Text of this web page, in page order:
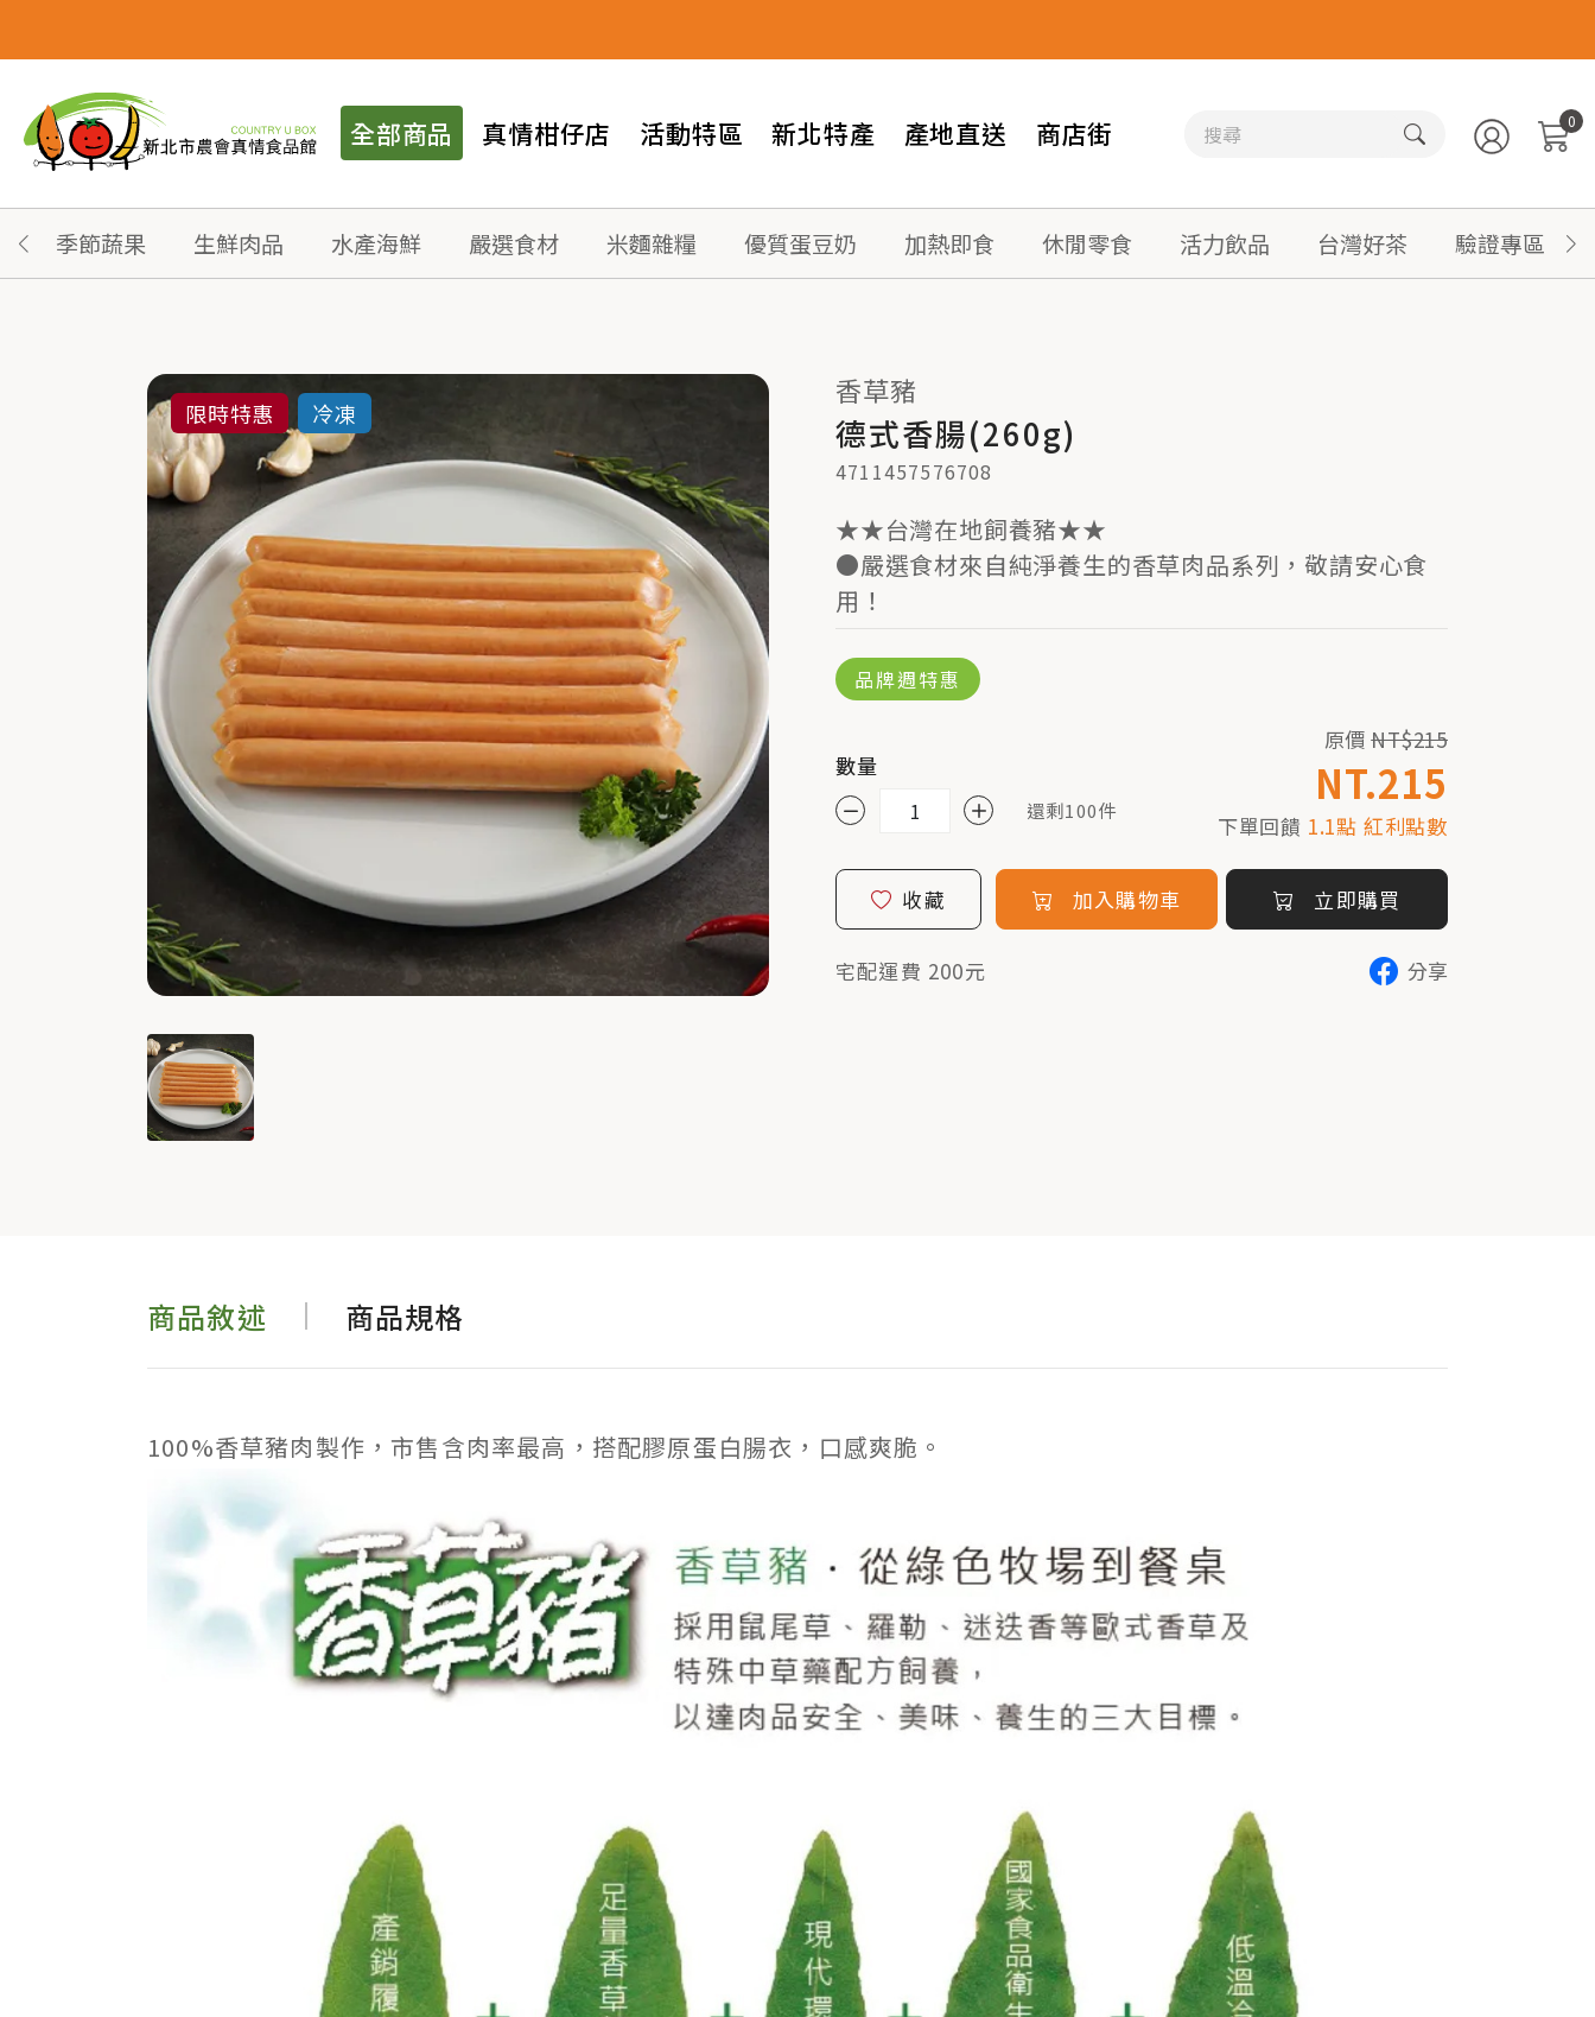
全部商品 真情柑仔店 活動特區 新北特產 產地直送 商店街 0
季節蔬果 生鮮肉品 水產海鮮 嚴選食材 米麵雜糧 優質蛋豆奶 加熱即食 休閒零食 活力飲品 台灣好茶 驗證專區
限時特惠 冷凍
香草豬
德式香腸(260g)
4711457576708
★★台灣在地飼養豬★★
●嚴選食材來自純淨養生的香草肉品系列，敬請安心食
用！
品牌週特惠
數量
還剩100件
原價 NT$215
NT.215
下單回饋 1.1點 紅利點數
收藏 加入購物車 立即購買
宅配運費 200元 分享
商品敘述 商品規格
100%香草豬肉製作，市售含肉率最高，搭配膠原蛋白腸衣，口感爽脆。